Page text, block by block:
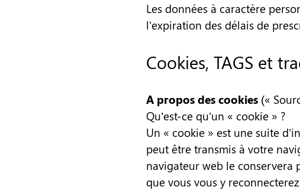
Les données à caractère
l’expiration des délais de
Cookies, TAGS et
A propos des cookies («
Qu’est-ce qu’un « cookie » ?
Un « cookie » est une suite
peut être transmis à votre
navigateur web le conservera
que vous vous y